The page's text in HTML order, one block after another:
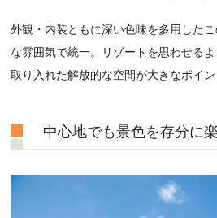
外観・内装ともに深い色味を多用した
な雰囲気で統一。リゾートを思わせる
取り入れた解放的な空間が大きなポイン
中心地でも景色を存分に